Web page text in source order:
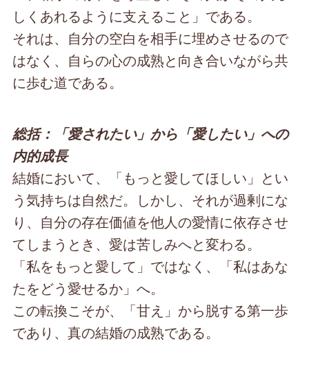
しくあれるように支えること」である。
それは、自分の空白を相手に埋めさせるので
はなく、自らの心の成熟と向き合いながら共
に歩む道である。
総括：「愛されたい」から「愛したい」への
内的成長
結婚において、「もっと愛してほしい」とい
う気持ちは自然だ。しかし、それが過剰にな
り、自分の存在価値を他人の愛情に依存させ
てしまうとき、愛は苦しみへと変わる。
「私をもっと愛して」ではなく、「私はあな
たをどう愛せるか」へ。
この転換こそが、「甘え」から脱する第一歩
であり、真の結婚の成熟である。